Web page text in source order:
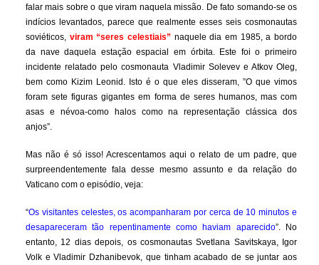
falar mais sobre o que viram naquela missão. De fato somando-se os
indícios levantados, parece que realmente esses seis cosmonautas
soviéticos, viram “seres celestiais” naquele dia em 1985, a bordo
da nave daquela estação espacial em órbita. Este foi o primeiro
incidente relatado pelo cosmonauta Vladimir Solevev e Atkov Oleg,
bem como Kizim Leonid. Isto é o que eles disseram, ”O que vimos
foram sete figuras gigantes em forma de seres humanos, mas com
asas e névoa-como halos como na representação clássica dos
anjos”.
Mas não é só isso! Acrescentamos aqui o relato de um padre, que
surpreendentemente fala desse mesmo assunto e da relação do
Vaticano com o episódio, veja:
“Os visitantes celestes, os acompanharam por cerca de 10 minutos e
desapareceram tão repentinamente como haviam aparecido”. No
entanto, 12 dias depois, os cosmonautas Svetlana Savitskaya, Igor
Volk e Vladimir Dzhanibevok, que tinham acabado de se juntar aos